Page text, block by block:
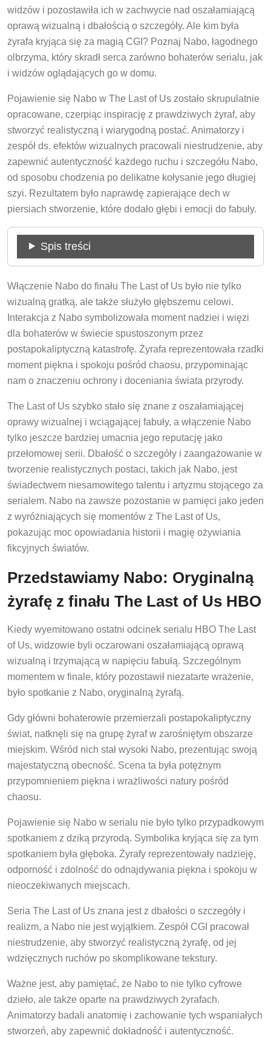
widzów i pozostawiła ich w zachwycie nad oszałamiającą
oprawą wizualną i dbałością o szczegóły. Ale kim była
żyrafa kryjąca się za magią CGI? Poznaj Nabo, łagodnego
olbrzyma, który skradł serca zarówno bohaterów serialu, jak
i widzów oglądających go w domu.
Pojawienie się Nabo w The Last of Us zostało skrupulatnie
opracowane, czerpiąc inspirację z prawdziwych żyraf, aby
stworzyć realistyczną i wiarygodną postać. Animatorzy i
zespół ds. efektów wizualnych pracowali niestrudzenie, aby
zapewnić autentyczność każdego ruchu i szczegółu Nabo,
od sposobu chodzenia po delikatne kołysanie jego długiej
szyi. Rezultatem było naprawdę zapierające dech w
piersiach stworzenie, które dodało głębi i emocji do fabuły.
Spis treści
Włączenie Nabo do finału The Last of Us było nie tylko
wizualną gratką, ale także służyło głębszemu celowi.
Interakcja z Nabo symbolizowała moment nadziei i więzi
dla bohaterów w świecie spustoszonym przez
postapokaliptyczną katastrofę. Żyrafa reprezentowała rzadki
moment piękna i spokoju pośród chaosu, przypominając
nam o znaczeniu ochrony i doceniania świata przyrody.
The Last of Us szybko stało się znane z oszałamiającej
oprawy wizualnej i wciągającej fabuły, a włączenie Nabo
tylko jeszcze bardziej umacnia jego reputację jako
przełomowej serii. Dbałość o szczegóły i zaangażowanie w
tworzenie realistycznych postaci, takich jak Nabo, jest
świadectwem niesamowitego talentu i artyzmu stojącego za
serialem. Nabo na zawsze pozostanie w pamięci jako jeden
z wyróżniających się momentów z The Last of Us,
pokazując moc opowiadania historii i magię ożywiania
fikcyjnych światów.
Przedstawiamy Nabo: Oryginalną
żyrafę z finału The Last of Us HBO
Kiedy wyemitowano ostatni odcinek serialu HBO The Last
of Us, widzowie byli oczarowani oszałamiającą oprawą
wizualną i trzymającą w napięciu fabułą. Szczególnym
momentem w finale, który pozostawił niezatarte wrażenie,
było spotkanie z Nabo, oryginalną żyrafą.
Gdy główni bohaterowie przemierzali postapokaliptyczny
świat, natknęli się na grupę żyraf w zarośniętym obszarze
miejskim. Wśród nich stał wysoki Nabo, prezentując swoją
majestatyczną obecność. Scena ta była potężnym
przypomnieniem piękna i wrażliwości natury pośród
chaosu.
Pojawienie się Nabo w serialu nie było tylko przypadkowym
spotkaniem z dziką przyrodą. Symbolika kryjąca się za tym
spotkaniem była głęboka. Żyrafy reprezentowały nadzieję,
odporność i zdolność do odnajdywania piękna i spokoju w
nieoczekiwanych miejscach.
Seria The Last of Us znana jest z dbałości o szczegóły i
realizm, a Nabo nie jest wyjątkiem. Zespół CGI pracował
niestrudzenie, aby stworzyć realistyczną żyrafę, od jej
wdzięcznych ruchów po skomplikowane tekstury.
Ważne jest, aby pamiętać, że Nabo to nie tylko cyfrowe
dzieło, ale także oparte na prawdziwych żyrafach.
Animatorzy badali anatomię i zachowanie tych wspaniałych
stworzeń, aby zapewnić dokładność i autentyczność.